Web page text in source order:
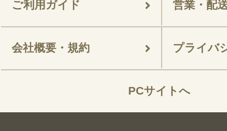
ご利用ガイド 営業・配
会社概要・規約 プライバ
PCサイトへ